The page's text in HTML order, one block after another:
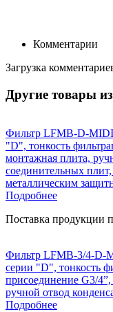
Комментарии
Загрузка
Другие товары
Фильтр LFMB-D-MIDI
"D", тонкость
монтажная плита,
соединительных
металлическим
Подробнее
Поставка продукции
Фильтр LFMB-3/4-D-
серии "D", тонкость
присоединение G3/
ручной отвод
Подробнее